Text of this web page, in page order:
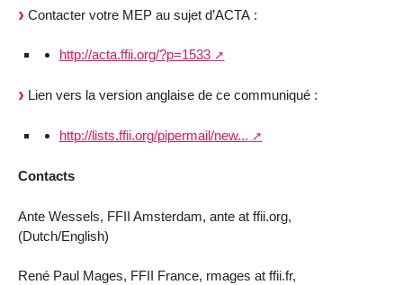
Contacter votre MEP au sujet d’ACTA :
http://acta.ffii.org/?p=1533
Lien vers la version anglaise de ce communiqué :
http://lists.ffii.org/pipermail/new...
Contacts
Ante Wessels, FFII Amsterdam, ante at ffii.org,
(Dutch/English)
René Paul Mages, FFII France, rmages at ffii.fr,